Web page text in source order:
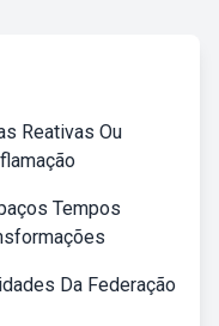
Reativas Ou
Tempos
Da Federação